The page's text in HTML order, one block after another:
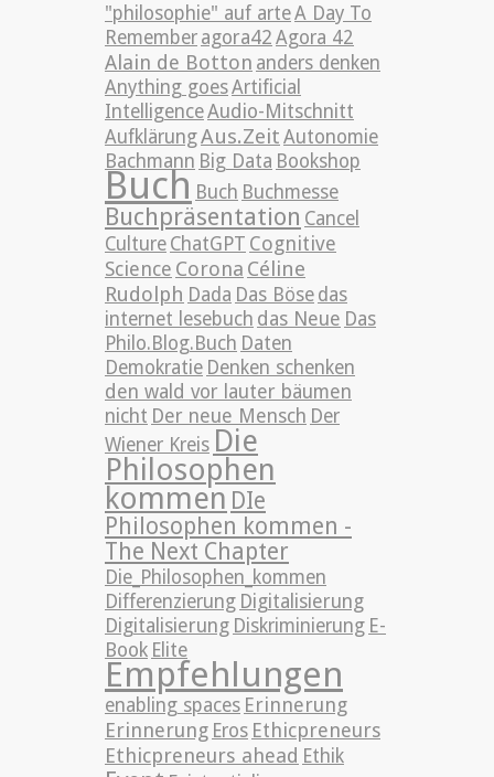
"philosophie" auf arteA Day To
Remember agora42 Agora 42
Alain de Botton anders denken
Anything goesArtificial
IntelligenceAudio-Mitschnitt
AufklärungAus.Zeit Autonomie
Bachmann Big Data Bookshop
Buch Buch Buchmesse
Buchpräsentation Cancel
Culture ChatGPT Cognitive
Science Corona Céline
Rudolph Dada Das Böse das
internet lesebuch das Neue Das
Philo.Blog.Buch Daten
Demokratie Denken schenken
den wald vor lauter bäumen
nicht Der neue Mensch Der
Wiener Kreis Die
Philosophen
kommen DIe
Philosophen kommen -
The Next Chapter
Die_Philosophen_kommen
Differenzierung Digitalisierung
Digitalisierung Diskriminierung E-
Book Elite
Empfehlungen
enabling spaces Erinnerung
Erinnerung Eros Ethicpreneurs
Ethicpreneurs ahead Ethik